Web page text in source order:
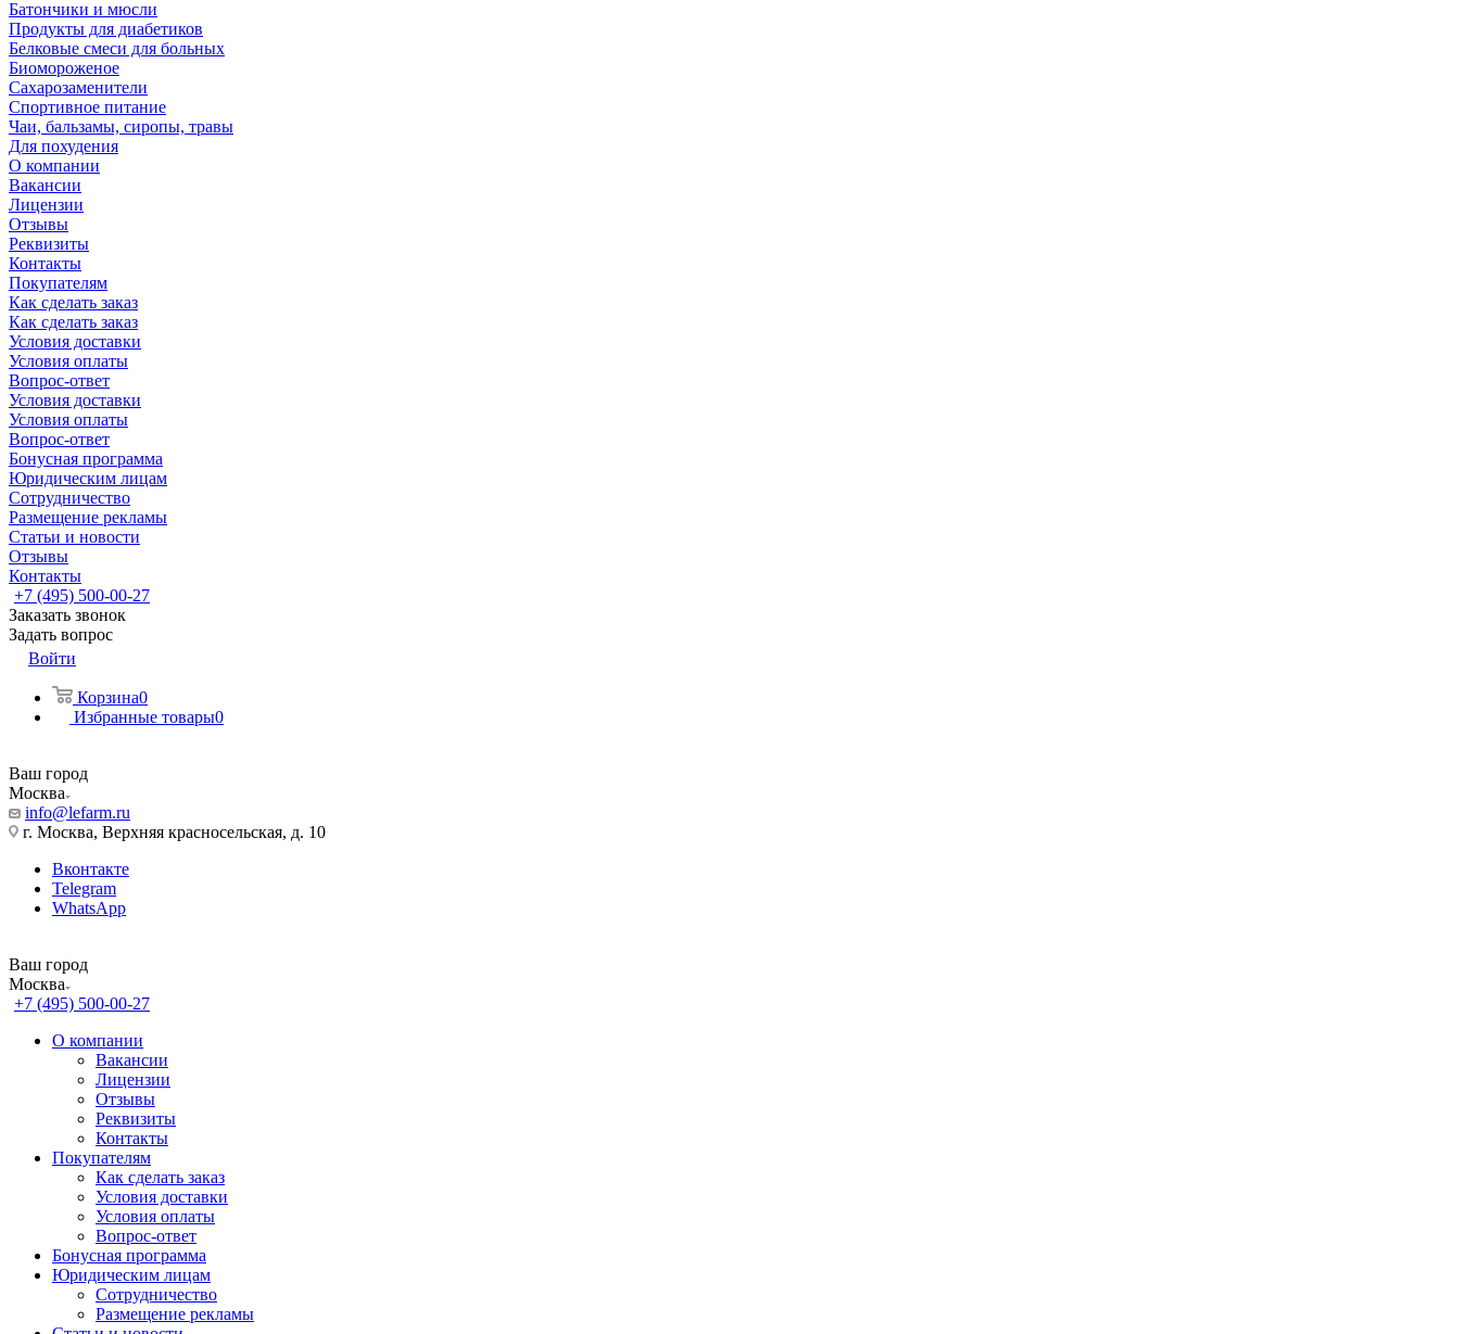
Батончики и мюсли
Продукты для диабетиков
Белковые смеси для больных
Биомороженое
Сахарозаменители
Спортивное питание
Чаи, бальзамы, сиропы, травы
Для похудения
О компании
Вакансии
Лицензии
Отзывы
Реквизиты
Контакты
Покупателям
Как сделать заказ
Как сделать заказ
Условия доставки
Условия оплаты
Вопрос-ответ
Условия доставки
Условия оплаты
Вопрос-ответ
Бонусная программа
Юридическим лицам
Сотрудничество
Размещение рекламы
Статьи и новости
Отзывы
Контакты
+7 (495) 500-00-27
Заказать звонок
Задать вопрос
Войти
Корзина0
Избранные товары0
Ваш город
Москва
info@lefarm.ru
г. Москва, Верхняя красносельская, д. 10
Вконтакте
Telegram
WhatsApp
Ваш город
Москва
+7 (495) 500-00-27
О компании
Вакансии
Лицензии
Отзывы
Реквизиты
Контакты
Покупателям
Как сделать заказ
Условия доставки
Условия оплаты
Вопрос-ответ
Бонусная программа
Юридическим лицам
Сотрудничество
Размещение рекламы